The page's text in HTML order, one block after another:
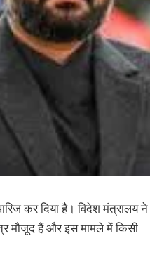
कर दिया है। विदेश मंत्रालय ने
मौजूद हैं और इस मामले में किसी